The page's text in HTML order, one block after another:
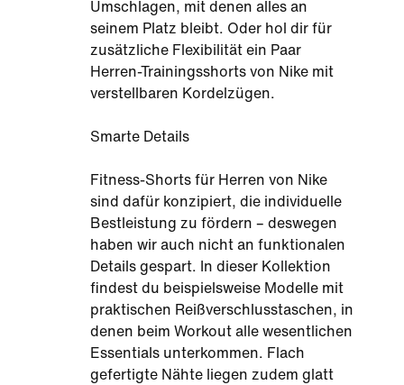
Umschlagen, mit denen alles an
seinem Platz bleibt. Oder hol dir für
zusätzliche Flexibilität ein Paar
Herren-Trainingsshorts von Nike mit
verstellbaren Kordelzügen.
Smarte Details
Fitness-Shorts für Herren von Nike
sind dafür konzipiert, die individuelle
Bestleistung zu fördern – deswegen
haben wir auch nicht an funktionalen
Details gespart. In dieser Kollektion
findest du beispielsweise Modelle mit
praktischen Reißverschlusstaschen, in
denen beim Workout alle wesentlichen
Essentials unterkommen. Flach
gefertigte Nähte liegen zudem glatt